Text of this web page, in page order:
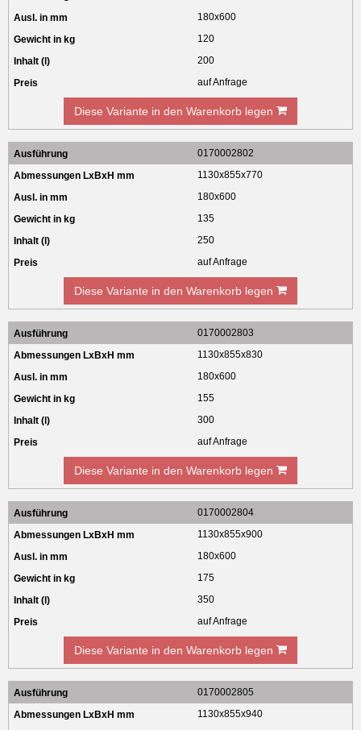
180x600
120
200
auf Anfrage
Diese Variante in den Warenkorb legen
0170002802
1130x855x770
180x600
135
250
auf Anfrage
Diese Variante in den Warenkorb legen
0170002803
1130x855x830
180x600
155
300
auf Anfrage
Diese Variante in den Warenkorb legen
0170002804
1130x855x900
180x600
175
350
auf Anfrage
Diese Variante in den Warenkorb legen
0170002805
1130x855x940